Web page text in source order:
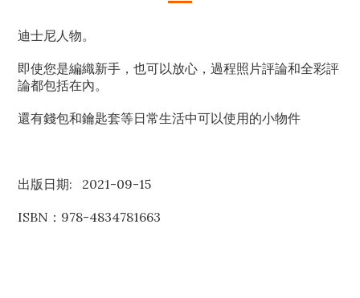
迪士尼人物。
即使您是編織新手，也可以放心，過程照片評論和全彩評
論都包括在內。
還有錢包和鑰匙套等日常生活中可以使用的小物件
出版日期: 2021-09-15
ISBN：978-4834781663